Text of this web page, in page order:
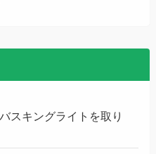
キングライトを取り